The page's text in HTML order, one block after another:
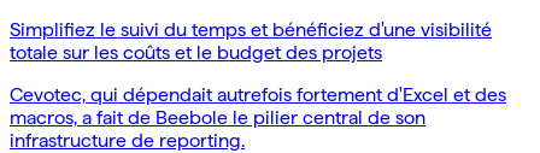
Simplifiez le suivi du temps et bénéficiez d'une visibilité
totale sur les coûts et le budget des projets
Cevotec, qui dépendait autrefois fortement d'Excel et des
macros, a fait de Beebole le pilier central de son
infrastructure de reporting.